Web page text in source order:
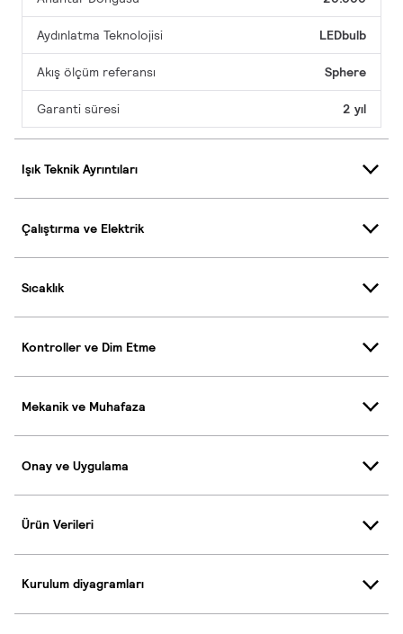
Aydınlatma Teknolojisi LEDbulb
Akış ölçüm referansı Sphere
Garanti süresi 2 yıl
Işık Teknik Ayrıntıları
Çalıştırma ve Elektrik
Sıcaklık
Kontroller ve Dim Etme
Mekanik ve Muhafaza
Onay ve Uygulama
Ürün Verileri
Kurulum diyagramları